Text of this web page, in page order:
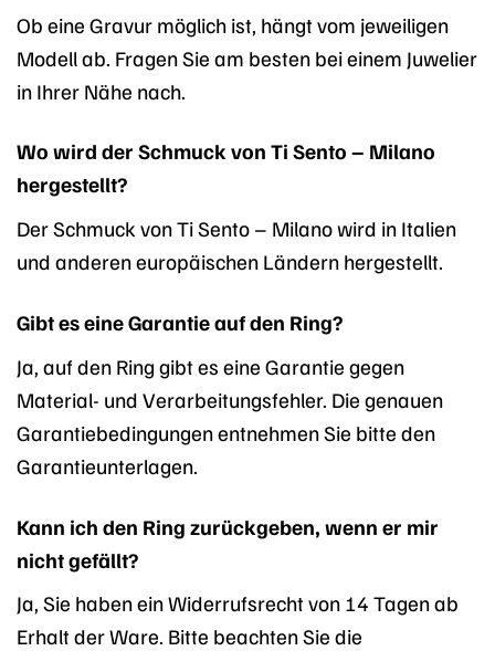
Ob eine Gravur möglich ist, hängt vom jeweiligen
Modell ab. Fragen Sie am besten bei einem Juwelier
in Ihrer Nähe nach.
Wo wird der Schmuck von Ti Sento – Milano
hergestellt?
Der Schmuck von Ti Sento – Milano wird in Italien
und anderen europäischen Ländern hergestellt.
Gibt es eine Garantie auf den Ring?
Ja, auf den Ring gibt es eine Garantie gegen
Material- und Verarbeitungsfehler. Die genauen
Garantiebedingungen entnehmen Sie bitte den
Garantieunterlagen.
Kann ich den Ring zurückgeben, wenn er mir
nicht gefällt?
Ja, Sie haben ein Widerrufsrecht von 14 Tagen ab
Erhalt der Ware. Bitte beachten Sie die